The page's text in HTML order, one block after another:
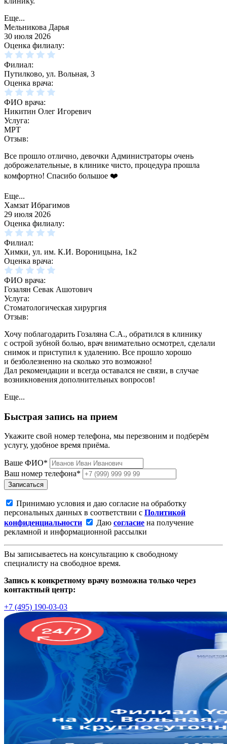
Еще...
Мельникова Дарья
30 июля 2026
Оценка филиалу:
Филиал:
Путилково, ул. Вольная, 3
Оценка врача:
ФИО врача:
Никитин Олег Игоревич
Услуга:
МРТ
Отзыв:
Все прошло отлично, девочки Администраторы очень
доброжелательные, в клинике чисто, процедура прошла
комфортно! Спасибо большое ❤️
Еще...
Хамзат Ибрагимов
29 июля 2026
Оценка филиалу:
Филиал:
Химки, ул. им. К.И. Вороницына, 1к2
Оценка врача:
ФИО врача:
Гозалян Севак Ашотович
Услуга:
Стоматологическая хирургия
Отзыв:
Хочу поблагодарить Гозаляна С.А., обратился в клинику
с острой зубной болью, врач внимательно осмотрел, сделали
снимок и приступил к удалению. Все прошло хорошо
и безболезненно на сколько это возможно!
Дал рекомендации и всегда оставался не связи, в случае
возникновения дополнительных вопросов!
Еще...
Быстрая запись на прием
Укажите свой номер телефона, мы перезвоним и подберём
услугу, удобное время приёма.
Ваше ФИО*
Ваш номер телефона*
Записаться
Принимаю условия и даю согласие на обработку
персональных данных в соответствии с Политикой
конфиденциальности
Даю согласие на получение
рекламной и информационной рассылки
Вы записываетесь на консультацию к свободному
специалисту на свободное время.
Запись к конкретному врачу возможна только через
контактный центр:
+7 (495) 190-03-03